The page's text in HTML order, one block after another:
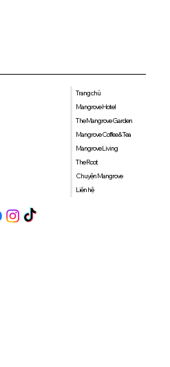
Trang chủ
Mangrove Hotel
The Mangrove Garden
Mangrove Coffee & Tea
Mangrove Living
The Root
Chuyện Mangrove
Liên hệ